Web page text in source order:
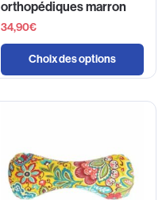
orthopédiques marron
34,90€
Choix des options